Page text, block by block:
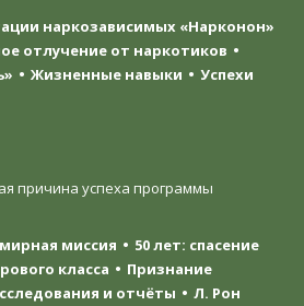
наркозависимых «Нарконон»
отлучение от наркотиков
Жизненные навыки
Успехи
причина успеха программы
миссия
50 лет: спасение
класса
Признание
и отчёты
Л. Рон